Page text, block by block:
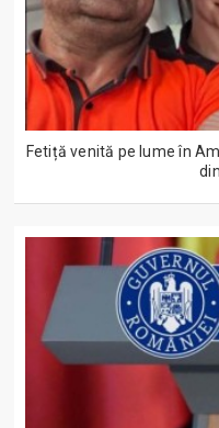
Fetiță venită pe lume în